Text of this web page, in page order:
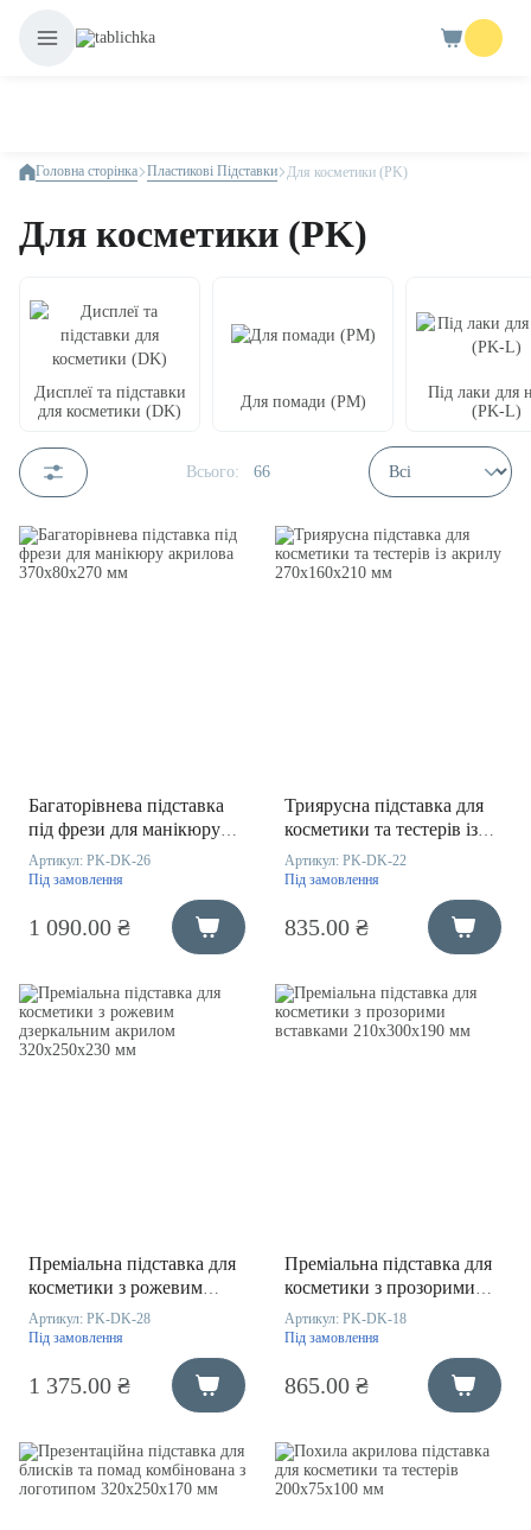
Головна сторінка Пластикові Підставки Для косметики (PK)
Для косметики (PK)
Дисплеї та підставки
для косметики (DK)
Для помади (PM)
Під лаки для
(PK-L)
Всього: 66
Багаторівнева підставка
під фрези для манікюру
акрилова 370х80х270 мм
Артикул: PK-DK-26
Під замовлення
1 090.00 ₴
Триярусна підставка для
косметики та тестерів із
акрилу 270х160х210 мм
Артикул: PK-DK-22
Під замовлення
835.00 ₴
Преміальна підставка для
косметики з рожевим
дзеркальним акрилом
320х250х230 мм
Артикул: PK-DK-28
Під замовлення
1 375.00 ₴
Преміальна підставка для
косметики з прозорими
вставками 210х300х190
мм
Артикул: PK-DK-18
Під замовлення
865.00 ₴